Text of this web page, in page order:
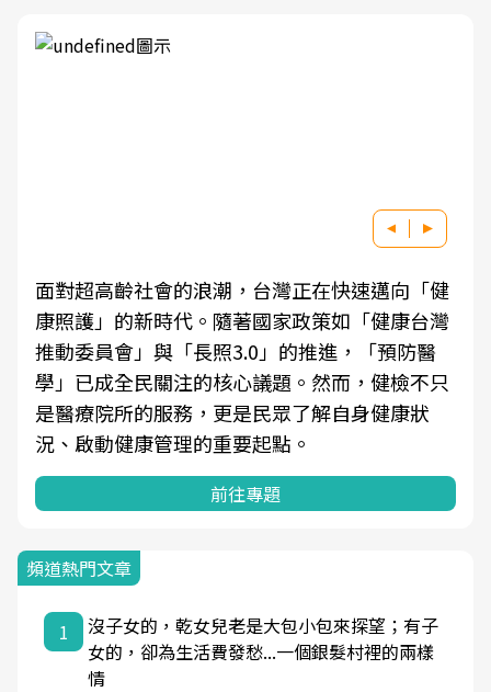
面對超高齡社會的浪潮，台灣正在快速邁向「健
康照護」的新時代。隨著國家政策如「健康台灣
推動委員會」與「長照3.0」的推進，「預防醫
學」已成全民關注的核心議題。然而，健檢不只
是醫療院所的服務，更是民眾了解自身健康狀
況、啟動健康管理的重要起點。
前往專題
頻道熱門文章
1
沒子女的，乾女兒老是大包小包來探望；有子
女的，卻為生活費發愁...一個銀髮村裡的兩樣
情